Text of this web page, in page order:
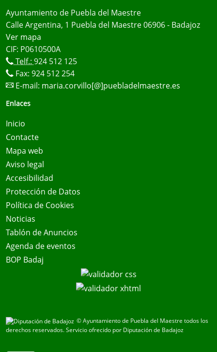
Ayuntamiento de Puebla del Maestre
Calle Argentina, 1 Puebla del Maestre 06906 - Badajoz
Ver mapa
CIF: P0610500A
Telf.: 924 512 125
Fax: 924 512 254
E-mail: maria.corvillo[@]puebladelmaestre.es
Enlaces
Inicio
Contacte
Mapa web
Aviso legal
Accesibilidad
Protección de Datos
Política de Cookies
Noticias
Tablón de Anuncios
Agenda de eventos
BOP Badaj
© Ayuntamiento de Puebla del Maestre todos los
derechos reservados.Servicio ofrecido por Diputación de Badajoz